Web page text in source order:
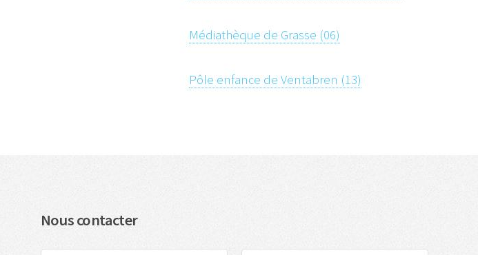
Médiathèque de Grasse (06)
Pôle enfance de Ventabren (13)
Nous contacter